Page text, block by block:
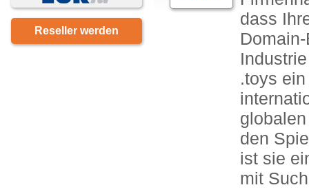
dass
.toys
den
ist sie
mit
Reseller werden